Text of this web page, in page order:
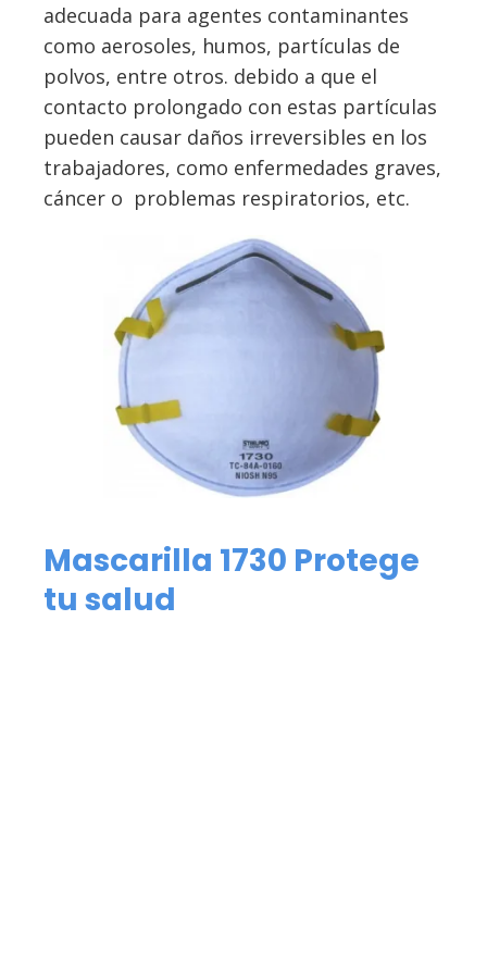
adecuada para agentes contaminantes
como aerosoles, humos, partículas de
polvos, entre otros. debido a que el
contacto prolongado con estas partículas
pueden causar daños irreversibles en los
trabajadores, como enfermedades graves,
cáncer o problemas respiratorios, etc.
Mascarilla 1730 Protege
tu salud